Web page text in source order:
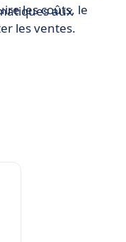
les coûts, le
les ventes.
aux